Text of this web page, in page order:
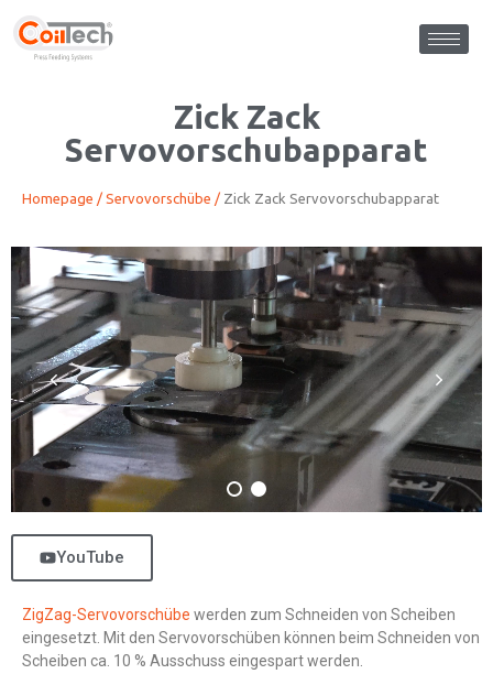
Zick Zack
Servovorschubapparat
Homepage / Servovorschübe / Zick Zack Servovorschubapparat
YouTube
ZigZag-Servovorschübe werden zum Schneiden von Scheiben
eingesetzt. Mit den Servovorschüben können beim Schneiden von
Scheiben ca. 10 % Ausschuss eingespart werden.